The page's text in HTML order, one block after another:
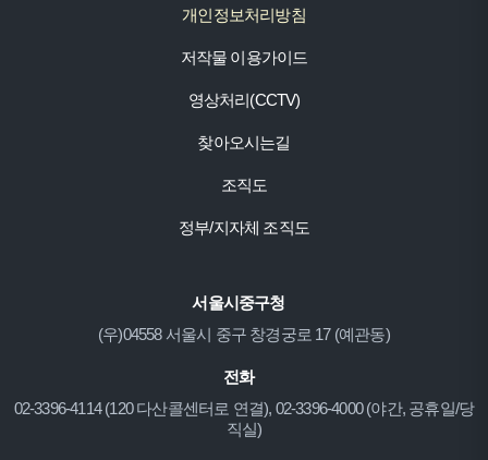
개인정보처리방침
저작물 이용가이드
영상처리(CCTV)
찾아오시는길
조직도
정부/지자체 조직도
서울시중구청
(우)04558 서울시 중구 창경궁로 17 (예관동)
전화
02-3396-4114 (120 다산콜센터로 연결), 02-3396-4000 (야간, 공휴일/당
직실)